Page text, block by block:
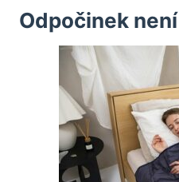
Odpočinek